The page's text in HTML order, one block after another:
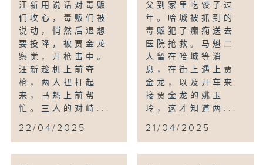
汪新用说话对毒贩
们攻心，毒贩们被
说动，悄然后退想
要投降，被贾金龙
察觉，开枪击中。
汪新趁机上前夺
枪，两人扭打起
来，马魁上前帮
忙。三人的对峙...
22/04/2025
父到家里吃饺子过
年。哈城被抓到的
毒贩犯了癫痫送去
医院抢救。马魁二
人留在哈城等消
息，在街上遇上贾
金龙，以及开车来
接贾金龙的姚玉
玲，这才知道两...
21/04/2025